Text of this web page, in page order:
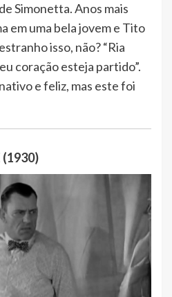
Simonetta. Anos mais
em uma bela jovem e Tito
isso, não? “Ria
coração esteja partido”.
e feliz, mas este foi
(1930)